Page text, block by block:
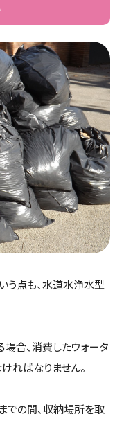
う点も、水道水浄水型
合、消費したウォータ
ればなりません。
での間、収納場所を取